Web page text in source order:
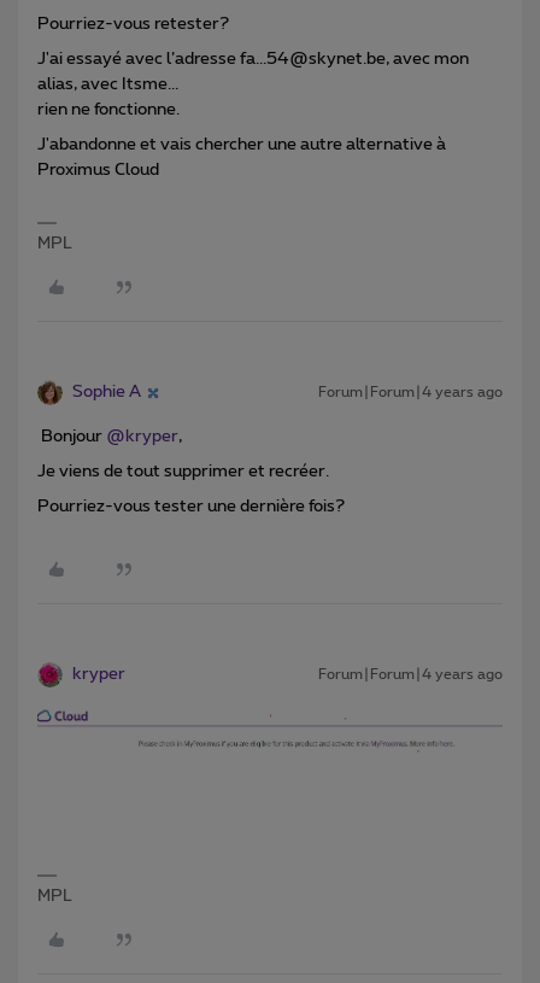
Pourriez-vous retester?
J'ai essayé avec l’adresse fa...54@skynet.be, avec mon
alias, avec Itsme...
rien ne fonctionne.
J'abandonne et vais chercher une autre alternative à
Proximus Cloud
MPL
Sophie A Forum|Forum|4 years ago
Bonjour @kryper,
Je viens de tout supprimer et recréer.
Pourriez-vous tester une dernière fois?
kryper Forum|Forum|4 years ago
MPL